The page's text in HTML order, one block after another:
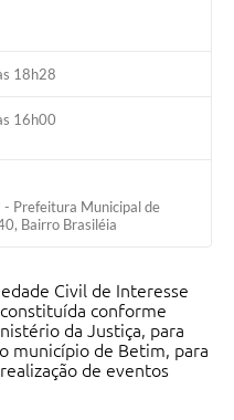
18h28
16h00
Prefeitura Municipal de
Bairro Brasiléia
Civil de Interesse
conforme
da Justiça, para
município de Betim, para
de eventos